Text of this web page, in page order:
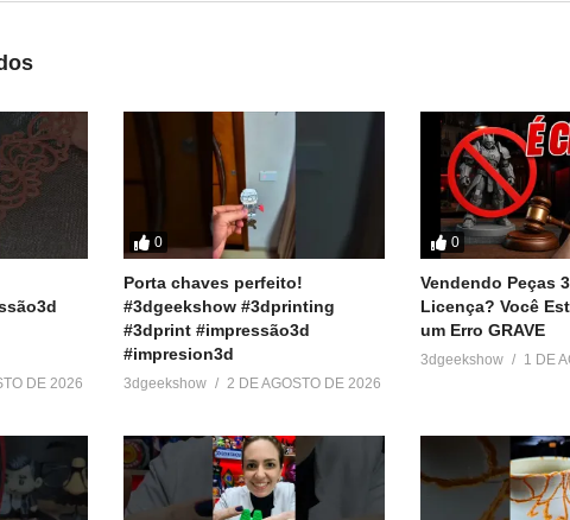
Facebook e Twitter):
#Impressora3D #3DPrinter #3DPrinting #Electroplating
DE 2026
0
Porta chaves perfeito!
#3dgeekshow #3dprinting
#3dprint #impressão3d
#impresion3d
3dgeekshow 2 DE AGOSTO DE 2026
0
Vendendo Peças
Licença? Você
um Erro GRAVE
3dgeekshow 1 DE